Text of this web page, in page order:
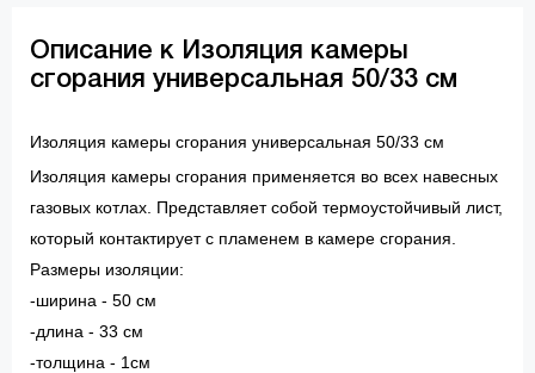
Описание к Изоляция камеры
сгорания универсальная 50/33 см
Изоляция камеры сгорания универсальная 50/33 см
Изоляция камеры сгорания применяется во всех навесных
газовых котлах. Представляет собой термоустойчивый лист,
который контактирует с пламенем в камере сгорания.
Размеры изоляции:
-ширина - 50 см
-длина - 33 см
-толщина - 1см